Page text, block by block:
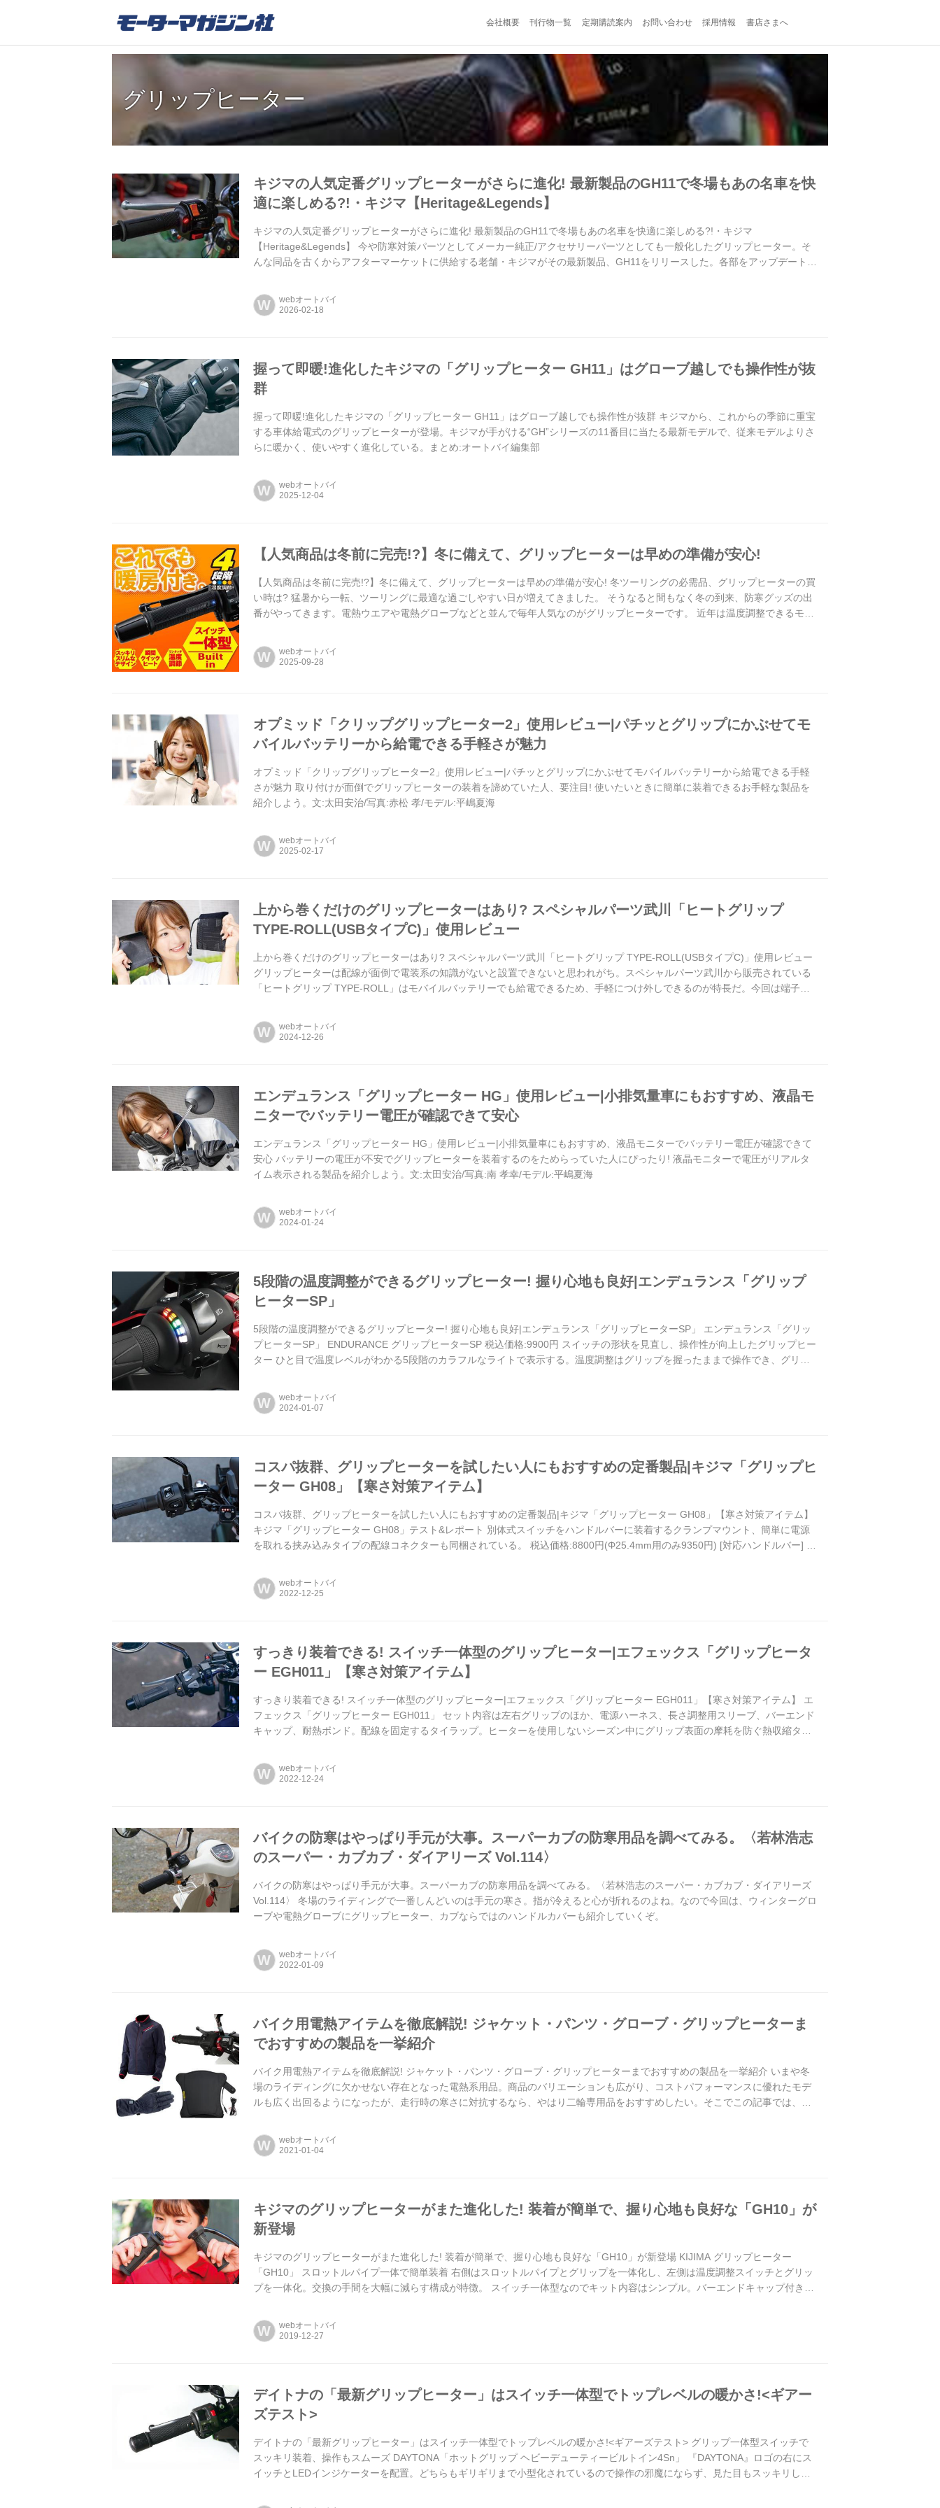
会社概要 刊行物一覧 定期購読案内 お問い合わせ 採用情報 書店さまへ
グリップヒーター
キジマの人気定番グリップヒーターがさらに進化! 最新製品のGH11で冬場もあの名車を快
適に楽しめる?!・キジマ【Heritage&Legends】
キジマの人気定番グリップヒーターがさらに進化! 最新製品のGH11で冬場もあの名車を快適に楽しめる?!・キジマ
【Heritage&Legends】 今や防寒対策パーツとしてメーカー純正/アクセサリーパーツとしても一般化したグリップヒーター。そ
んな同品を古くからアフターマーケットに供給する老舗・キジマがその最新製品、GH11をリリースした。各部をアップデートし
W webオートバイ
握って即暖!進化したキジマの「グリップヒーター GH11」はグローブ越しでも操作性が抜
群
握って即暖!進化したキジマの「グリップヒーター GH11」はグローブ越しでも操作性が抜群 キジマから、これからの季節に重宝
する車体給電式のグリップヒーターが登場。キジマが手がける“GH”シリーズの11番目に当たる最新モデルで、従来モデルよりさ
らに暖かく、使いやすく進化している。まとめ:オートバイ編集部
W webオートバイ
【人気商品は冬前に完売!?】冬に備えて、グリップヒーターは早めの準備が安心!
【人気商品は冬前に完売!?】冬に備えて、グリップヒーターは早めの準備が安心! 冬ツーリングの必需品、グリップヒーターの買
い時は? 猛暑から一転、ツーリングに最適な過ごしやすい日が増えてきました。 そうなると間もなく冬の到来、防寒グッズの出
番がやってきます。電熱ウエアや電熱グローブなどと並んで毎年人気なのがグリップヒーターです。 近年は温度調整できるモデ
W webオートバイ
オプミッド「クリップグリップヒーター2」使用レビュー|パチッとグリップにかぶせてモ
バイルバッテリーから給電できる手軽さが魅力
オプミッド「クリップグリップヒーター2」使用レビュー|パチッとグリップにかぶせてモバイルバッテリーから給電できる手軽
さが魅力 取り付けが面倒でグリップヒーターの装着を諦めていた人、要注目! 使いたいときに簡単に装着できるお手軽な製品を
紹介しよう。文:太田安治/写真:赤松 孝/モデル:平嶋夏海
W webオートバイ
上から巻くだけのグリップヒーターはあり? スペシャルパーツ武川「ヒートグリップ
TYPE-ROLL(USBタイプC)」使用レビュー
上から巻くだけのグリップヒーターはあり? スペシャルパーツ武川「ヒートグリップ TYPE-ROLL(USBタイプC)」使用レビュー
グリップヒーターは配線が面倒で電装系の知識がないと設置できないと思われがち。スペシャルパーツ武川から販売されている
「ヒートグリップ TYPE-ROLL」はモバイルバッテリーでも給電できるため、手軽につけ外しできるのが特長だ。今回は端子が
W webオートバイ
エンデュランス「グリップヒーター HG」使用レビュー|小排気量車にもおすすめ、液晶モ
ニターでバッテリー電圧が確認できて安心
エンデュランス「グリップヒーター HG」使用レビュー|小排気量車にもおすすめ、液晶モニターでバッテリー電圧が確認できて
安心 バッテリーの電圧が不安でグリップヒーターを装着するのをためらっていた人にぴったり! 液晶モニターで電圧がリアルタ
イム表示される製品を紹介しよう。文:太田安治/写真:南 孝幸/モデル:平嶋夏海
W webオートバイ
5段階の温度調整ができるグリップヒーター! 握り心地も良好|エンデュランス「グリップ
ヒーターSP」
5段階の温度調整ができるグリップヒーター! 握り心地も良好|エンデュランス「グリップヒーターSP」 エンデュランス「グリッ
プヒーターSP」 ENDURANCE グリップヒーターSP 税込価格:9900円 スイッチの形状を見直し、操作性が向上したグリップヒー
ター ひと目で温度レベルがわかる5段階のカラフルなライトで表示する。温度調整はグリップを握ったままで操作でき、グリッ
W webオートバイ
コスパ抜群、グリップヒーターを試したい人にもおすすめの定番製品|キジマ「グリップヒ
ーター GH08」【寒さ対策アイテム】
コスパ抜群、グリップヒーターを試したい人にもおすすめの定番製品|キジマ「グリップヒーター GH08」【寒さ対策アイテム】
キジマ「グリップヒーター GH08」テスト&レポート 別体式スイッチをハンドルバーに装着するクランプマウント、簡単に電源
を取れる挟み込みタイプの配線コネクターも同梱されている。 税込価格:8800円(Φ25.4mm用のみ9350円) [対応ハンドルバー] ハ
W webオートバイ
すっきり装着できる! スイッチ一体型のグリップヒーター|エフェックス「グリップヒータ
ー EGH011」【寒さ対策アイテム】
すっきり装着できる! スイッチ一体型のグリップヒーター|エフェックス「グリップヒーター EGH011」【寒さ対策アイテム】 エ
フェックス「グリップヒーター EGH011」 セット内容は左右グリップのほか、電源ハーネス、長さ調整用スリーブ、バーエンド
キャップ、耐熱ボンド。配線を固定するタイラップ。ヒーターを使用しないシーズン中にグリップ表面の摩耗を防ぐ熱収縮タイ
W webオートバイ
バイクの防寒はやっぱり手元が大事。スーパーカブの防寒用品を調べてみる。〈若林浩志
のスーパー・カブカブ・ダイアリーズ Vol.114〉
バイクの防寒はやっぱり手元が大事。スーパーカブの防寒用品を調べてみる。〈若林浩志のスーパー・カブカブ・ダイアリーズ
Vol.114〉 冬場のライディングで一番しんどいのは手元の寒さ。指が冷えると心が折れるのよね。なので今回は、ウィンターグロ
ーブや電熱グローブにグリップヒーター、カブならではのハンドルカバーも紹介していくぞ。
W webオートバイ
バイク用電熱アイテムを徹底解説! ジャケット・パンツ・グローブ・グリップヒーターま
でおすすめの製品を一挙紹介
バイク用電熱アイテムを徹底解説! ジャケット・パンツ・グローブ・グリップヒーターまでおすすめの製品を一挙紹介 いまや冬
場のライディングに欠かせない存在となった電熱系用品。商品のバリエーションも広がり、コストパフォーマンスに優れたモデ
ルも広く出回るようになったが、走行時の寒さに対抗するなら、やはり二輪専用品をおすすめしたい。そこでこの記事では、バ
W webオートバイ
キジマのグリップヒーターがまた進化した! 装着が簡単で、握り心地も良好な「GH10」が
新登場
キジマのグリップヒーターがまた進化した! 装着が簡単で、握り心地も良好な「GH10」が新登場 KIJIMA グリップヒーター
「GH10」 スロットルパイプ一体で簡単装着 右側はスロットルパイプとグリップを一体化し、左側は温度調整スイッチとグリッ
プを一体化。交換の手間を大幅に減らす構成が特徴。 スイッチ一体型なのでキット内容はシンプル。バーエンドキャップ付きで
W webオートバイ
デイトナの「最新グリップヒーター」はスイッチ一体型でトップレベルの暖かさ!<ギアー
ズテスト>
デイトナの「最新グリップヒーター」はスイッチ一体型でトップレベルの暖かさ!<ギアーズテスト> グリップ一体型スイッチで
スッキリ装着、操作もスムーズ DAYTONA「ホットグリップ ヘビーデューティービルトイン4Sn」 『DAYTONA』ロゴの右にス
イッチとLEDインジケーターを配置。どちらもギリギリまで小型化されているので操作の邪魔にならず、見た目もスッキリして